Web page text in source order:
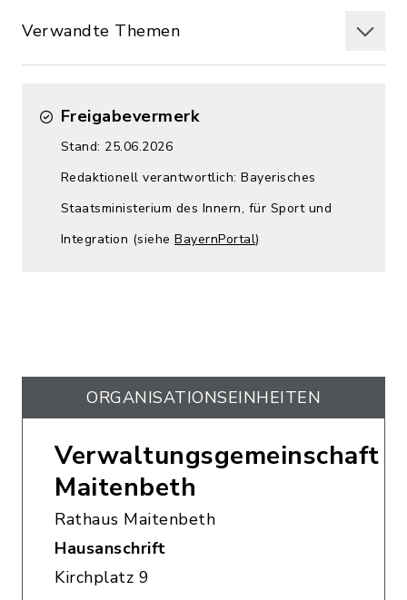
Verwandte Themen
Freigabevermerk
Stand: 25.06.2026
Redaktionell verantwortlich: Bayerisches
Staatsministerium des Innern, für Sport und
Integration (siehe BayernPortal)
ORGANISATIONS­EINHEITEN
Verwaltungsgemeinschaft
Maitenbeth
Rathaus Maitenbeth
Hausanschrift
Kirchplatz 9